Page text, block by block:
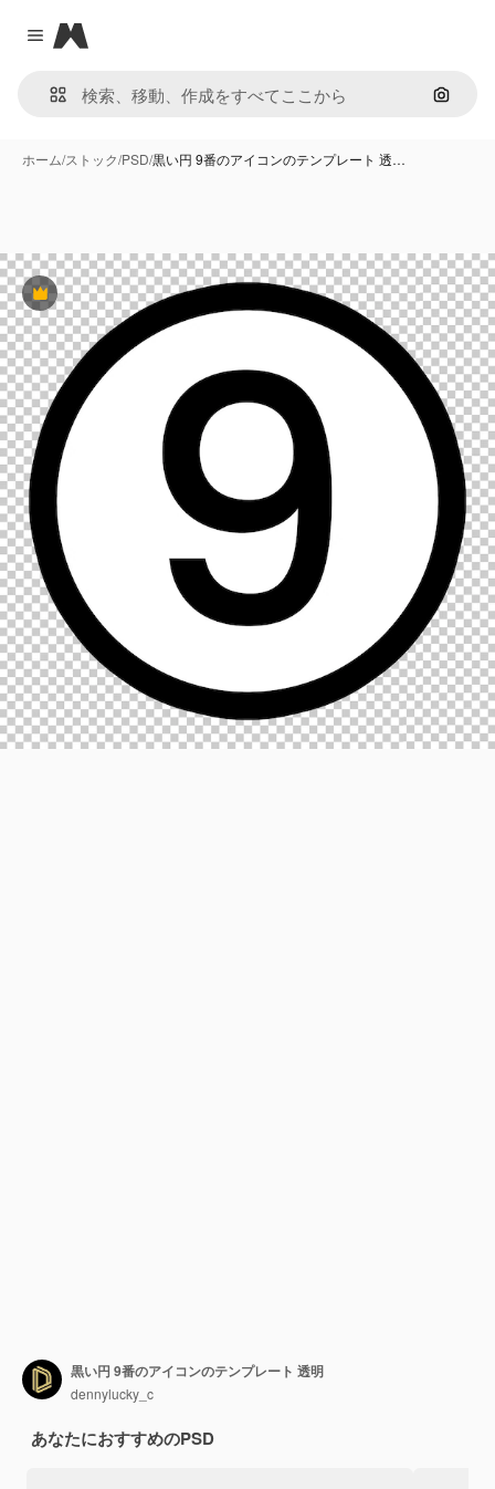
Close menu
Magnific
画像で
ホーム/ストック/PSD/黒い円 9番のアイコンのテンプレート 透…
Premium
黒い円 9番のアイコンのテンプレート 透明
dennylucky_c
あなたにおすすめのPSD